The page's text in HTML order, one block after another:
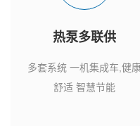
热泵多联供
多套系统 一机集成车,健康
舒适 智慧节能